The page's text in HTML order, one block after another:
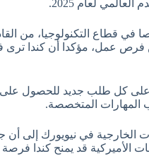
في قطاع التكنولوجيا، من
عن فرص عمل، مؤكدا أن كندا
المهارات المتخصصة.
أشار في كلمة ألقاها في 22 سبتمبر أمام مجلس العلاقات
الأميركية قد يمنح كندا